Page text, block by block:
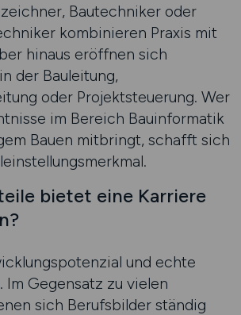
Bautechniker oder
kombinieren Praxis mit
hinaus eröffnen sich
der Bauleitung,
oder Projektsteuerung. Wer
im Bereich Bauinformatik
Bauen mitbringt, schafft sich
bietet eine Karriere
und echte
Im Gegensatz zu vielen
sich Berufsbilder ständig